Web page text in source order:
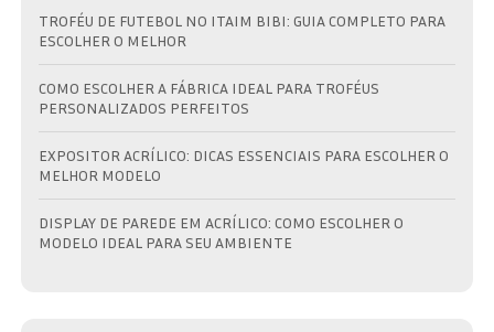
TROFÉU DE FUTEBOL NO ITAIM BIBI: GUIA COMPLETO PARA
ESCOLHER O MELHOR
COMO ESCOLHER A FÁBRICA IDEAL PARA TROFÉUS
PERSONALIZADOS PERFEITOS
EXPOSITOR ACRÍLICO: DICAS ESSENCIAIS PARA ESCOLHER O
MELHOR MODELO
DISPLAY DE PAREDE EM ACRÍLICO: COMO ESCOLHER O
MODELO IDEAL PARA SEU AMBIENTE